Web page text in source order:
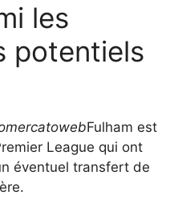
les
potentiels
Fulham est
League qui ont
éventuel transfert de